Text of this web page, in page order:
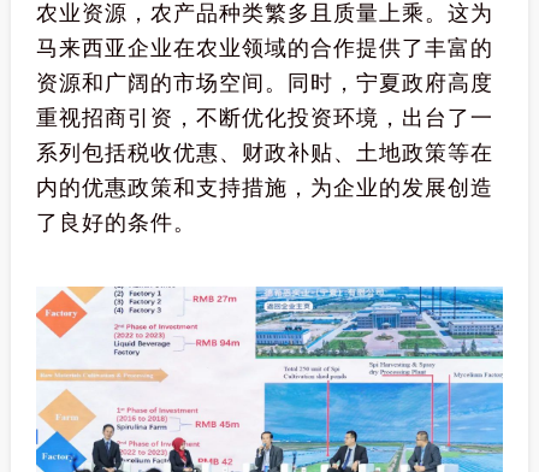
农业资源，农产品种类繁多且质量上乘。这为
马来西亚企业在农业领域的合作提供了丰富的
资源和广阔的市场空间。同时，宁夏政府高度
重视招商引资，不断优化投资环境，出台了一
系列包括税收优惠、财政补贴、土地政策等在
内的优惠政策和支持措施，为企业的发展创造
了良好的条件。